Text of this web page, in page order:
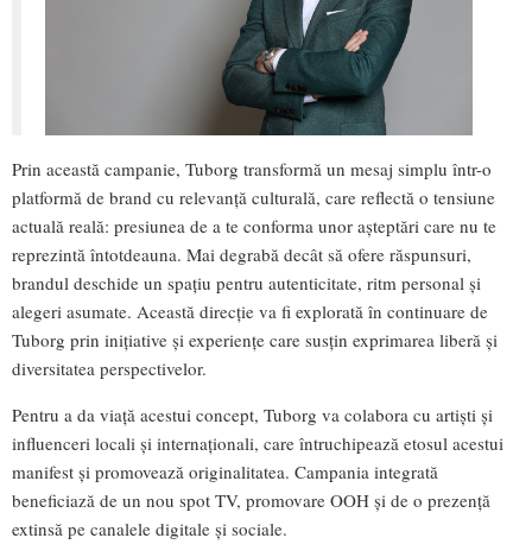
Prin această campanie, Tuborg transformă un mesaj simplu într-o
platformă de brand cu relevanță culturală, care reflectă o tensiune
actuală reală: presiunea de a te conforma unor așteptări care nu te
reprezintă întotdeauna. Mai degrabă decât să ofere răspunsuri,
brandul deschide un spațiu pentru autenticitate, ritm personal și
alegeri asumate. Această direcție va fi explorată în continuare de
Tuborg prin inițiative și experiențe care susțin exprimarea liberă și
diversitatea perspectivelor.
Pentru a da viață acestui concept, Tuborg va colabora cu artiști și
influenceri locali și internaționali, care întruchipează etosul acestui
manifest și promovează originalitatea. Campania integrată
beneficiază de un nou spot TV, promovare OOH și de o prezență
extinsă pe canalele digitale și sociale.